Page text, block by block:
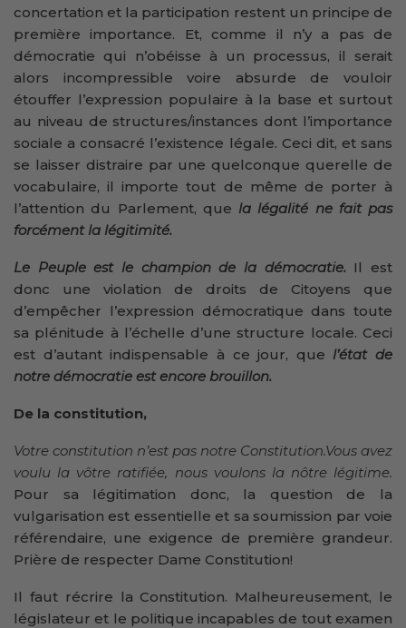
concertation et la participation restent un principe de
première importance. Et, comme il n’y a pas de
démocratie qui n’obéisse à un processus, il serait
alors incompressible voire absurde de vouloir
étouffer l’expression populaire à la base et surtout
au niveau de structures/instances dont l’importance
sociale a consacré l’existence légale. Ceci dit, et sans
se laisser distraire par une quelconque querelle de
vocabulaire, il importe tout de même de porter à
l’attention du Parlement, que la légalité ne fait pas
forcément la légitimité.
Le Peuple est le champion de la démocratie. Il est
donc une violation de droits de Citoyens que
d’empêcher l’expression démocratique dans toute
sa plénitude à l’échelle d’une structure locale. Ceci
est d’autant indispensable à ce jour, que l’état de
notre démocratie est encore brouillon.
De la constitution,
Votre constitution n’est pas notre Constitution.Vous avez
voulu la vôtre ratifiée, nous voulons la nôtre légitime.
Pour sa légitimation donc, la question de la
vulgarisation est essentielle et sa soumission par voie
référendaire, une exigence de première grandeur.
Prière de respecter Dame Constitution!
Il faut récrire la Constitution. Malheureusement, le
législateur et le politique incapables de tout examen